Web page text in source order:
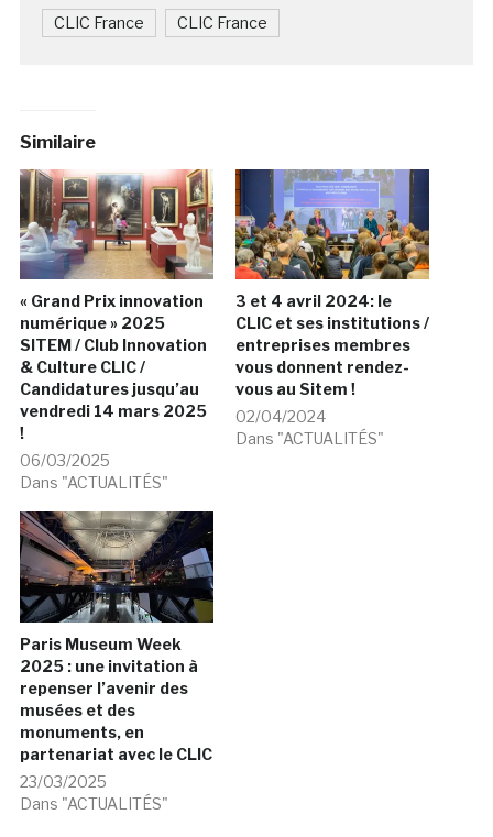
CLIC France CLIC France
Similaire
« Grand Prix innovation
numérique » 2025
SITEM / Club Innovation
& Culture CLIC /
Candidatures jusqu’au
vendredi 14 mars 2025
!
06/03/2025
Dans "ACTUALITÉS"
3 et 4 avril 2024: le
CLIC et ses institutions /
entreprises membres
vous donnent rendez-
vous au Sitem !
02/04/2024
Dans "ACTUALITÉS"
Paris Museum Week
2025 : une invitation à
repenser l’avenir des
musées et des
monuments, en
partenariat avec le CLIC
23/03/2025
Dans "ACTUALITÉS"